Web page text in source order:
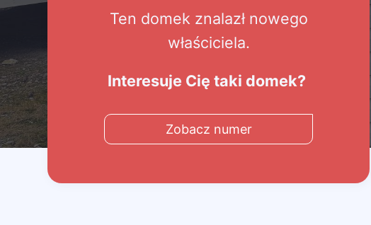
Ten domek znalazł nowego
właściciela.
Interesuje Cię taki domek?
Zobacz numer